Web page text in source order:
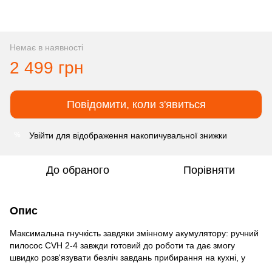
Немає в наявності
2 499 грн
Повідомити, коли з'явиться
Увійти для відображення накопичувальної знижки
До обраного Порівняти
Опис
Максимальна гнучкість завдяки змінному акумулятору: ручний
пилосос CVH 2-4 завжди готовий до роботи та дає змогу
швидко розв'язувати безліч завдань прибирання на кухні, у